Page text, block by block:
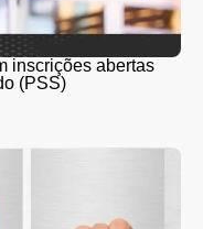
inscrições abertas
(PSS)